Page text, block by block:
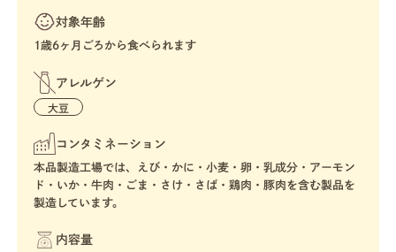
対象年齢
1歳6ヶ月ごろから食べられます
アレルゲン
大豆
コンタミネーション
本品製造工場では、えび・かに・小麦・卵・乳成分・アーモン
ド・いか・牛肉・ごま・さけ・さば・鶏肉・豚肉を含む製品を
製造しています。
内容量